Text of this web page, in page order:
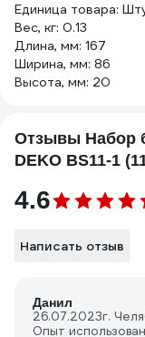
Единица товара:
Вес, кг: 0.13
Длина, мм: 167
Ширина, мм: 86
Высота, мм: 20
Отзывы Набор
DEKO BS11-1
4.6
Написать отзыв
Данил
26.07.2023г.
Опыт